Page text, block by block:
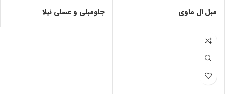
مبل ال ماوی جلومبلی و عسلی نیلا